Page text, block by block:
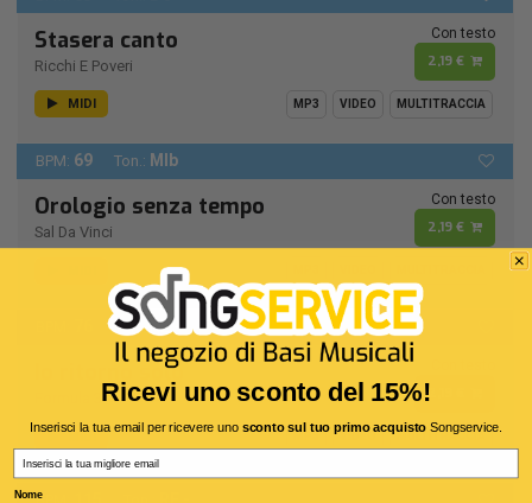
Stasera canto
Ricchi E Poveri
Con testo
2,19 €
MIDI MP3 VIDEO MULTITRACCIA
BPM: 69 Ton.: MIb
Orologio senza tempo
Sal Da Vinci
Con testo
2,19 €
Ton.:RE -
Io ritorno solo
2,19 €
MIDI MULTITRACCIA
Remastering 1990
Ricevi uno sconto del 15%!
Inserisci la tua email per ricevere uno sconto sul tuo primo acquistoSongservice.
Nome